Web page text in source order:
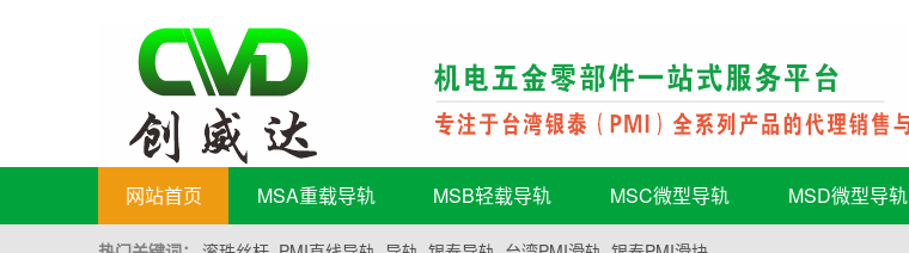
网站首页 MSA重载导轨 MSB轻载导轨 MSC微型导轨 MSD微型导轨